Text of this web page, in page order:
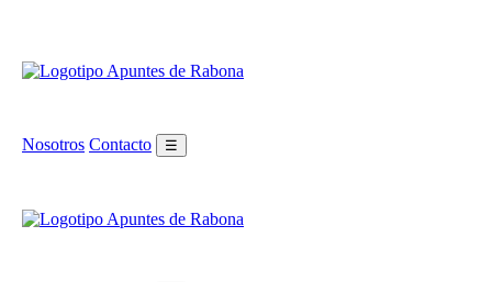
Nosotros Contacto ☰